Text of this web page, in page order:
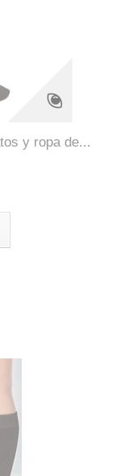
y ropa de...